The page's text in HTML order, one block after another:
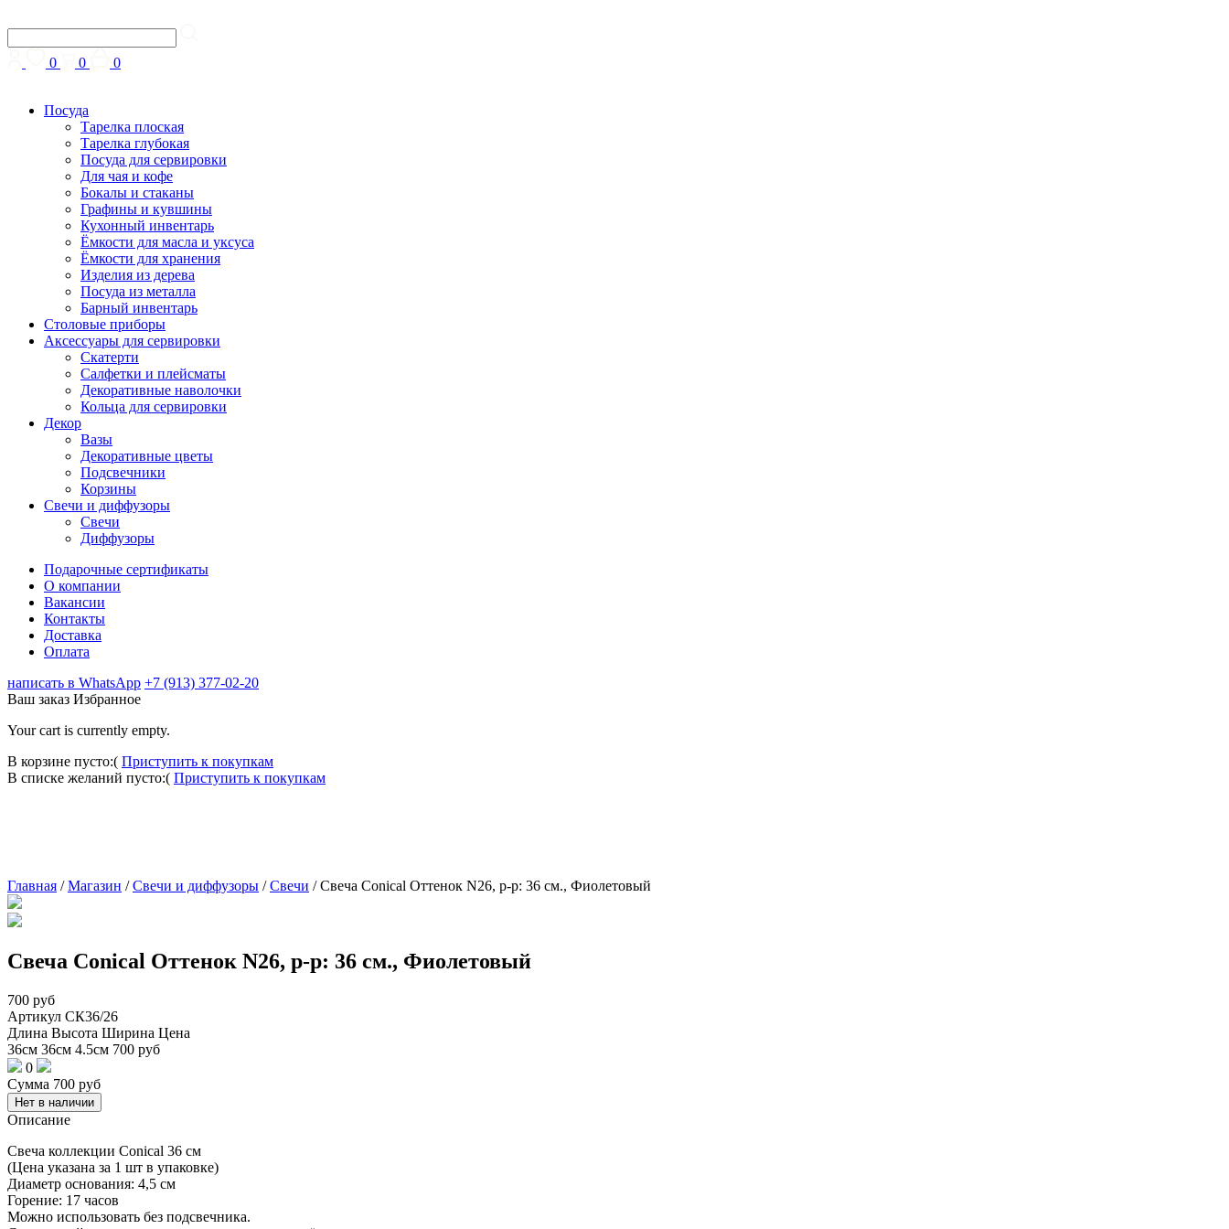
0 0 0
Посуда
Тарелка плоская
Тарелка глубокая
Посуда для сервировки
Для чая и кофе
Бокалы и стаканы
Графины и кувшины
Кухонный инвентарь
Ёмкости для масла и уксуса
Ёмкости для хранения
Изделия из дерева
Посуда из металла
Барный инвентарь
Столовые приборы
Аксессуары для сервировки
Скатерти
Cалфетки и плейсматы
Декоративные наволочки
Кольца для сервировки
Декор
Вазы
Декоративные цветы
Подсвечники
Корзины
Свечи и диффузоры
Свечи
Диффузоры
Подарочные сертификаты
О компании
Вакансии
Контакты
Доставка
Оплата
написать в WhatsApp +7 (913) 377-02-20
Ваш заказ Избранное
Your cart is currently empty.
В корзине пусто:( Приступить к покупкам
В списке желаний пусто:( Приступить к покупкам
Главная /Магазин /Свечи и диффузоры /Свечи /Свеча Conical Оттенок N26, р-р: 36 см., Фиолетовый
Свеча Conical Оттенок N26, р-р: 36 см., Фиолетовый
700 руб
Артикул СК36/26
Длина Высота Ширина Цена
36см 36см 4.5см 700 руб
0
Сумма 700 руб
Нет в наличии
Описание
Свеча коллекции Conical 36 см
(Цена указана за 1 шт в упаковке)
Диаметр основания: 4,5 см
Горение: 17 часов
Можно использовать без подсвечника.